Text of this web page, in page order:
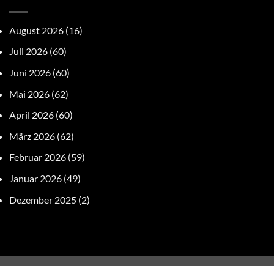
August 2026 (16)
Juli 2026 (60)
Juni 2026 (60)
Mai 2026 (62)
April 2026 (60)
März 2026 (62)
Februar 2026 (59)
Januar 2026 (49)
Dezember 2025 (2)